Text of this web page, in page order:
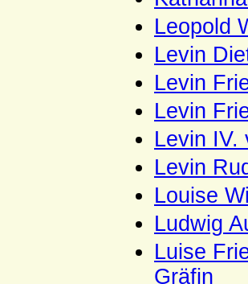
Leopold
Levin
Levin
Levin
Levin IV.
Levin
Louise
Ludwig
Luise
Gräfin